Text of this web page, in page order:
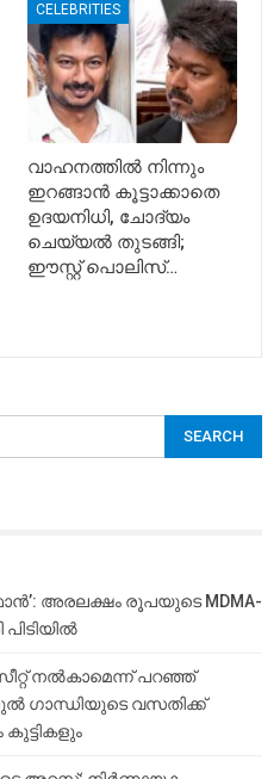
CELEBRITIES
വാഹനത്തിൽ നിന്നും
ഇറങ്ങാൻ കൂട്ടാക്കാതെ
ഉദയനിധി, ചോദ്യം
ചെയ്യൽ തുടങ്ങി;
ഈസ്റ്റ് പൊലിസ്…
അരലക്ഷം രൂപയുടെ MDMA-
നൽകാമെന്ന് പറഞ്ഞ്
ഗാന്ധിയുടെ വസതിക്ക്
കുട്ടികളും